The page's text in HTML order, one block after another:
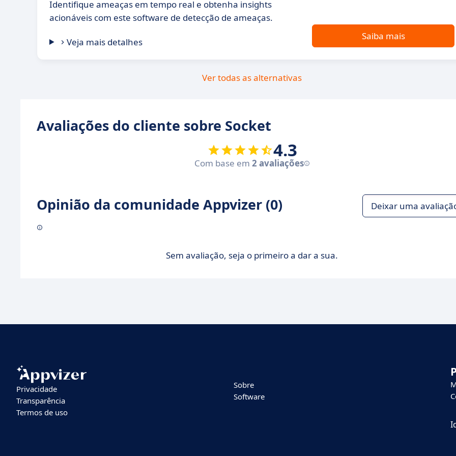
Identifique ameaças em tempo real e obtenha insights
acionáveis com este software de detecção de ameaças.
Veja mais detalhes
Saiba mais
Ver todas as alternativas
Avaliações do cliente sobre Socket
4.3
Com base em 2 avaliações
Opinião da comunidade Appvizer (0) Deixar uma
Sem avaliação, seja o primeiro a dar a sua.
Privacidade
Transparência
Termos de uso
Sobre
Software